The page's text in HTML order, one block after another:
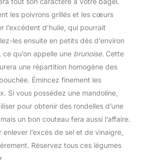
les poivrons grillés et les cœurs
l’excédent d’huile, qui pourrait
les ensuite en petits dés d’environ
qu’on appelle une brunoise. Cette
une répartition homogène des
Émincez finement les
Si vous possédez une mandoline,
pour obtenir des rondelles d’une
un bon couteau fera aussi l’affaire.
l’excès de sel et de vinaigre,
Réservez tous ces légumes